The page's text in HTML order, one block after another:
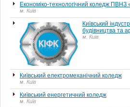
Економіко-технологічний коледж ПВНЗ
м. Київ
Київський
будівництва та
м. Київ
Київський електромеханічний коледж
м. Київ
Київський енергетичний коледж
м. Київ